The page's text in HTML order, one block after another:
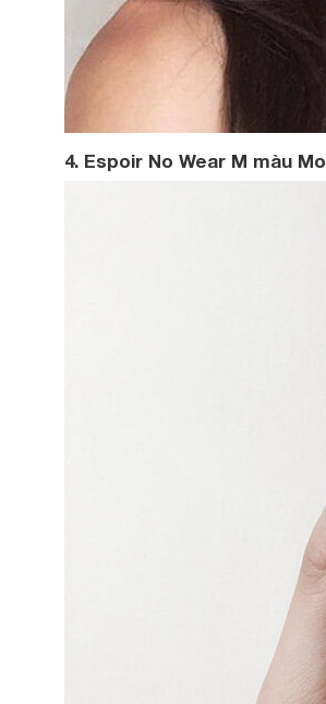
4. Espoir No Wear M màu